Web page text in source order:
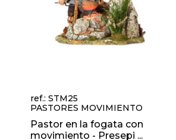
ref.: STM25
PASTORES MOVIMIENTO
Pastor en la fogata con
movimiento - Presepi ...